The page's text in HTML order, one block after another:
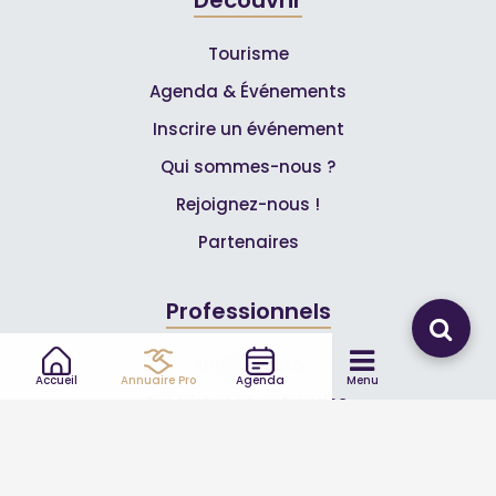
Accueil Annuaire Pro Agenda Menu
Tourisme
Agenda & Événements
Inscrire un événement
Qui sommes-nous ?
Rejoignez-nous !
Partenaires
Professionnels
Annuaire pro
Inscrire mon entreprise